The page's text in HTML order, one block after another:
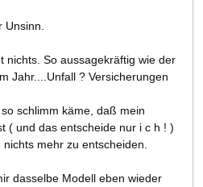
Unsinn.
nichts. So aussagekräftig wie der
Jahr....Unfall ? Versicherungen
schlimm käme, daß mein
( und das entscheide nur i c h ! )
mehr zu entscheiden.
dasselbe Modell eben wieder